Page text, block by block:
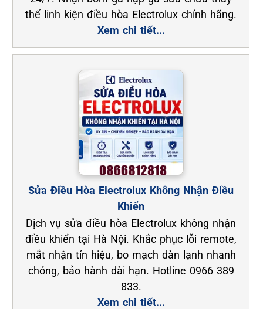
thế linh kiện điều hòa Electrolux chính hãng.
Xem chi tiết...
Sửa Điều Hòa Electrolux Không Nhận Điều
Khiển
Dịch vụ sửa điều hòa Electrolux không nhận
điều khiển tại Hà Nội. Khắc phục lỗi remote,
mắt nhận tín hiệu, bo mạch dàn lạnh nhanh
chóng, bảo hành dài hạn. Hotline 0966 389
833.
Xem chi tiết...